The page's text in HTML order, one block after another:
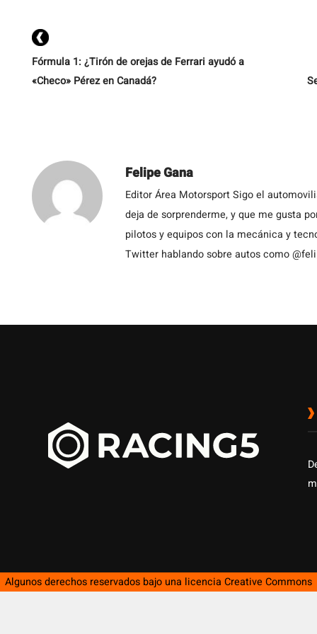
Fórmula 1: ¿Tirón de orejas de Ferrari ayudó a
«Checo» Pérez en Canadá?
Felipe Gana
Editor Área Motorsport Sigo el
deja de sorprenderme, y que me gusta
pilotos y equipos con la mecánica y
Twitter hablando sobre autos como
Algunos derechos reservados bajo una licencia Creative Commons